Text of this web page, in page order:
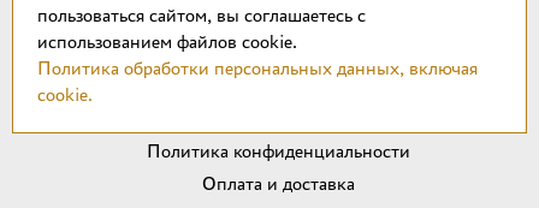
© 2018 – 2026 КОТТО design
Магазин качественной плитки, светильников, напольных
покрытий и сантехники.
Политика конфиденциальности
Оплата и доставка
пользоваться сайтом, вы соглашаетесь с
использованием файлов cookie.
Политика обработки персональных данных, включая
cookie.